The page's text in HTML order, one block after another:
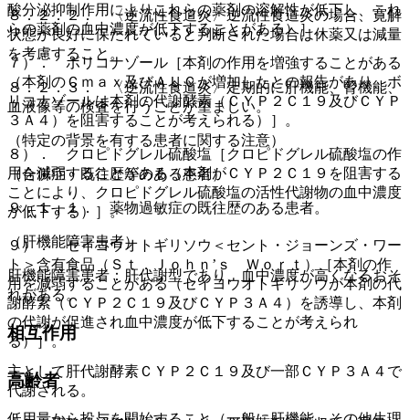
酸分泌抑制作用によりこれらの薬剤の溶解性が低下し、これ
らの薬剤の血中濃度が低下することがある）］。
７）． ボリコナゾール［本剤の作用を増強することがある
（本剤のＣｍａｘ及びＡＵＣが増加したとの報告があり、ボ
リコナゾールは本剤の代謝酵素（ＣＹＰ２Ｃ１９及びＣＹＰ
３Ａ４）を阻害することが考えられる）］。
８）． クロピドグレル硫酸塩［クロピドグレル硫酸塩の作
用を減弱することがある（本剤がＣＹＰ２Ｃ１９を阻害する
ことにより、クロピドグレル硫酸塩の活性代謝物の血中濃度
が低下する）］。
９）． セイヨウオトギリソウ＜セント・ジョーンズ・ワー
ト＞含有食品（Ｓｔ．Ｊｏｈｎ’ｓ Ｗｏｒｔ）［本剤の作
用を減弱することがある（セイヨウオトギリソウが本剤の代
謝酵素（ＣＹＰ２Ｃ１９及びＣＹＰ３Ａ４）を誘導し、本剤
の代謝が促進され血中濃度が低下することが考えられ
る）］。
高齢者
８．２．２． 〈逆流性食道炎〉逆流性食道炎の場合、寛解
状態が良好に保たれていると判断された場合は休薬又は減量
を考慮すること。
８．２．３． 〈逆流性食道炎〉定期的に肝機能、腎機能、
血液像等の検査を行うことが望ましい。
（特定の背景を有する患者に関する注意）
（合併症・既往歴等のある患者）
９．１．１． 薬物過敏症の既往歴のある患者。
（肝機能障害患者）
肝機能障害患者：肝代謝型であり、血中濃度が高くなるおそ
れがある。
相互作用
主として肝代謝酵素ＣＹＰ２Ｃ１９及び一部ＣＹＰ３Ａ４で
代謝される。